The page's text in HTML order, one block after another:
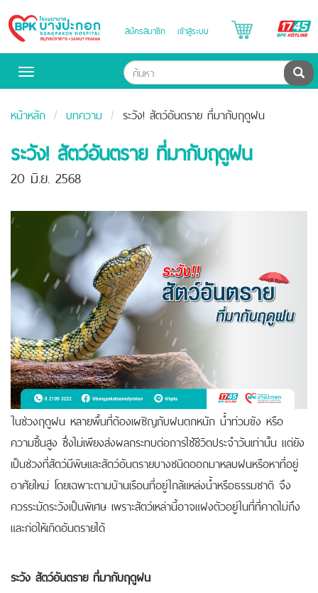
Bangpakok
Hospital
สมัครสมาชิก เข้าสู่ระบบ
Toggle
ค้น
หน้าหลัก บทความ ระวัง! สัตว์อันตราย ที่มากับฤดูฝน
ระวัง! สัตว์อันตราย ที่มากับฤดูฝน
20 มิ.ย. 2568
ในช่วงฤดูฝน หลายพื้นที่ต้องเผชิญกับฝนตกหนัก น้ำท่วมขัง หรือ
ความชื้นสูง ซึ่งไม่เพียงส่งผลกระทบต่อการใช้ชีวิตประจำวันเท่านั้น แต่ยัง
เป็นช่วงที่สัตว์มีพิษและสัตว์อันตรายบางชนิดออกมาหลบฝนหรือหาที่อยู่
อาศัยใหม่ โดยเฉพาะตามบ้านเรือนที่อยู่ใกล้แหล่งน้ำหรือธรรมชาติ จึง
ควรระมัดระวังเป็นพิเศษ เพราะสัตว์เหล่านี้อาจแฝงตัวอยู่ในที่ที่คาดไม่ถึง
และก่อให้เกิดอันตรายได้
ระวัง สัตว์อันตราย ที่มากับฤดูฝน